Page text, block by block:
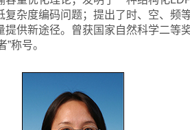
杂度编码问题；提出了时、空、频
供新途径。曾获国家自然科学二等
称号。